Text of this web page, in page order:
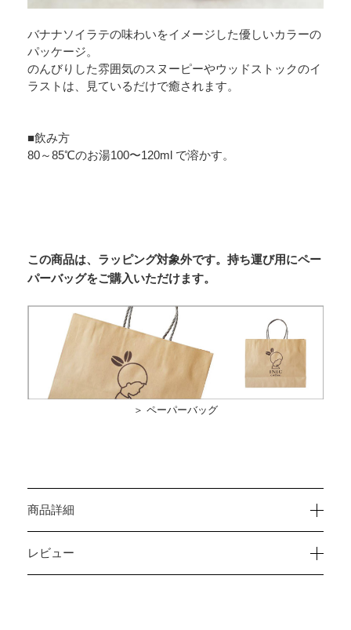
バナナソイラテの味わいをイメージした優しいカラーの
パッケージ。
のんびりした雰囲気のスヌーピーやウッドストックのイ
ラストは、見ているだけで癒されます。
■飲み方
80～85℃のお湯100〜120ml で溶かす。
この商品は、ラッピング対象外です。持ち運び用にペー
パーバッグをご購入いただけます。
＞ ペーパーバッグ
商品詳細
レビュー